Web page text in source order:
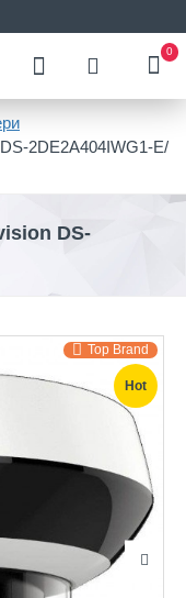
0
2DE2A404IWG1-E/
DS-
Hot
Top Brand